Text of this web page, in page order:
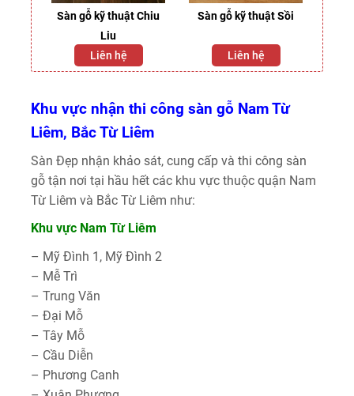
Sàn gỗ kỹ thuật Chiu
Liu
Liên hệ
Sàn gỗ kỹ thuật Sồi
Liên hệ
Khu vực nhận thi công sàn gỗ Nam Từ
Liêm, Bắc Từ Liêm
Sàn Đẹp nhận khảo sát, cung cấp và thi công sàn
gỗ tận nơi tại hầu hết các khu vực thuộc quận Nam
Từ Liêm và Bắc Từ Liêm như:
Khu vực Nam Từ Liêm
– Mỹ Đình 1, Mỹ Đình 2
– Mễ Trì
– Trung Văn
– Đại Mỗ
– Tây Mỗ
– Cầu Diễn
– Phương Canh